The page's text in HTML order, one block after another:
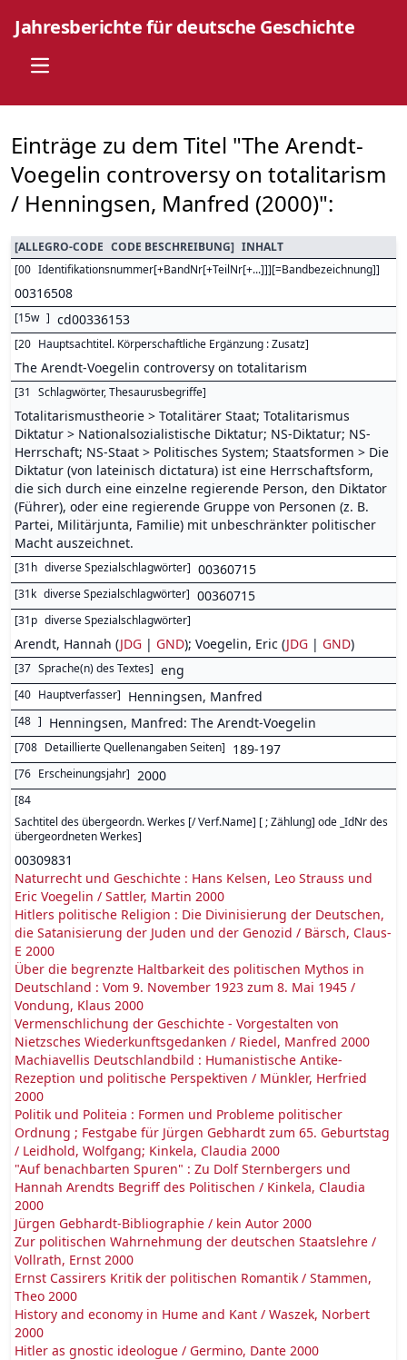
Jahresberichte für deutsche Geschichte
Open main menu
Einträge zu dem Titel "The Arendt-
Voegelin controversy on totalitarism
/ Henningsen, Manfred (2000)":
[ALLEGRO-CODE CODE BESCHREIBUNG] INHALT
[00 Identifikationsnummer[+BandNr[+TeilNr[+...]]][=Bandbezeichnung]]
00316508
[15w ] cd00336153
[20 Hauptsachtitel. Körperschaftliche Ergänzung : Zusatz]
The Arendt-Voegelin controversy on totalitarism
[31 Schlagwörter, Thesaurusbegriffe]
Totalitarismustheorie > Totalitärer Staat; Totalitarismus
Diktatur > Nationalsozialistische Diktatur; NS-Diktatur; NS-
Herrschaft; NS-Staat > Politisches System; Staatsformen > Die
Diktatur (von lateinisch dictatura) ist eine Herrschaftsform,
die sich durch eine einzelne regierende Person, den Diktator
(Führer), oder eine regierende Gruppe von Personen (z. B.
Partei, Militärjunta, Familie) mit unbeschränkter politischer
Macht auszeichnet.
[31h diverse Spezialschlagwörter] 00360715
[31k diverse Spezialschlagwörter] 00360715
[31p diverse Spezialschlagwörter]
Arendt, Hannah (JDG | GND); Voegelin, Eric (JDG | GND)
[37 Sprache(n) des Textes] eng
[40 Hauptverfasser] Henningsen, Manfred
[48 ] Henningsen, Manfred: The Arendt-Voegelin
[708 Detaillierte Quellenangaben Seiten] 189-197
[76 Erscheinungsjahr] 2000
[84
Sachtitel des übergeordn. Werkes [/ Verf.Name] [ ; Zählung] ode _IdNr des
übergeordneten Werkes]
00309831
Naturrecht und Geschichte : Hans Kelsen, Leo Strauss und
Eric Voegelin / Sattler, Martin 2000
Hitlers politische Religion : Die Divinisierung der Deutschen,
die Satanisierung der Juden und der Genozid / Bärsch, Claus-
E 2000
Über die begrenzte Haltbarkeit des politischen Mythos in
Deutschland : Vom 9. November 1923 zum 8. Mai 1945 /
Vondung, Klaus 2000
Vermenschlichung der Geschichte - Vorgestalten von
Nietzsches Wiederkunftsgedanken / Riedel, Manfred 2000
Machiavellis Deutschlandbild : Humanistische Antike-
Rezeption und politische Perspektiven / Münkler, Herfried
2000
Politik und Politeia : Formen und Probleme politischer
Ordnung ; Festgabe für Jürgen Gebhardt zum 65. Geburtstag
/ Leidhold, Wolfgang; Kinkela, Claudia 2000
"Auf benachbarten Spuren" : Zu Dolf Sternbergers und
Hannah Arendts Begriff des Politischen / Kinkela, Claudia
2000
Jürgen Gebhardt-Bibliographie / kein Autor 2000
Zur politischen Wahrnehmung der deutschen Staatslehre /
Vollrath, Ernst 2000
Ernst Cassirers Kritik der politischen Romantik / Stammen,
Theo 2000
History and economy in Hume and Kant / Waszek, Norbert
2000
Hitler as gnostic ideologue / Germino, Dante 2000